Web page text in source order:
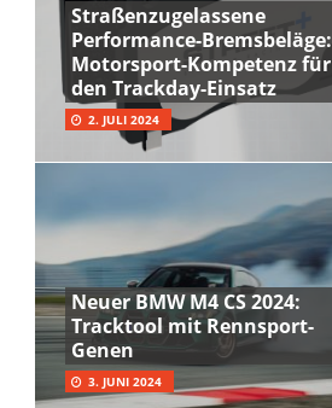
Straßenzugelassene
Performance-Bremsbeläge:
Motorsport-Kompetenz für
den Trackday-Einsatz
2. JULI 2024
Neuer BMW M4 CS 2024:
Tracktool mit Rennsport-
Genen
3. JUNI 2024